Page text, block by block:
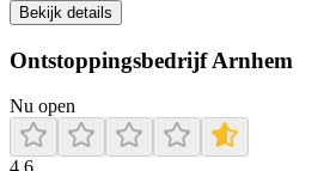
Bekijk details
Ontstoppingsbedrijf Arnhem
Nu open